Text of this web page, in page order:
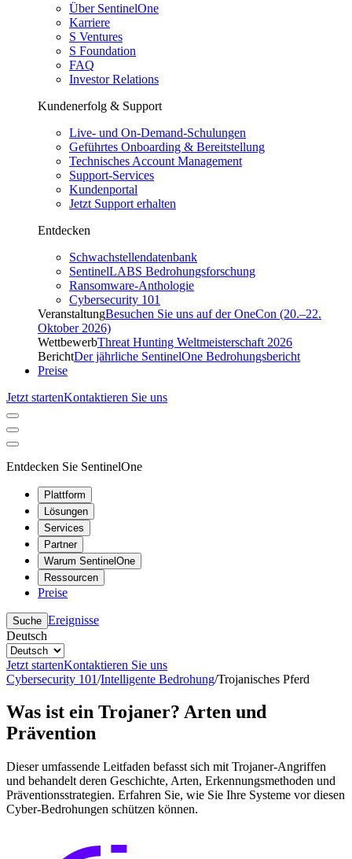
Über SentinelOne
Karriere
S Ventures
S Foundation
FAQ
Investor Relations
Kundenerfolg & Support
Live- und On-Demand-Schulungen
Geführtes Onboarding & Bereitstellung
Technisches Account Management
Support-Services
Kundenportal
Jetzt Support erhalten
Entdecken
Schwachstellendatenbank
SentinelLABS Bedrohungsforschung
Ransomware-Anthologie
Cybersecurity 101
VeranstaltungBesuchen Sie uns auf der OneCon (20.–22.
Oktober 2026)
WettbewerbThreat Hunting Weltmeisterschaft 2026
BerichtDer jährliche SentinelOne Bedrohungsbericht
Preise
Jetzt startenKontaktieren Sie uns
Entdecken Sie SentinelOne
Plattform
Lösungen
Services
Partner
Warum SentinelOne
Ressourcen
Preise
Suche Ereignisse
Deutsch
Jetzt startenKontaktieren Sie uns
Cybersecurity 101/Intelligente Bedrohung/Trojanisches Pferd
Was ist ein Trojaner? Arten und
Prävention
Dieser umfassende Leitfaden befasst sich mit Trojaner-Angriffen
und behandelt deren Geschichte, Arten, Erkennungsmethoden und
Präventionsstrategien. Erfahren Sie, wie Sie Ihre Systeme vor diesen
Cyber-Bedrohungen schützen können.